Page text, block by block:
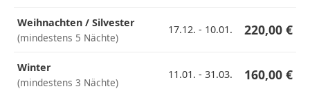
Weihnachten / Silvester
(mindestens 5 Nächte)
17.12. - 10.01. 220,00 €
Winter
(mindestens 3 Nächte)
11.01. - 31.03. 160,00 €